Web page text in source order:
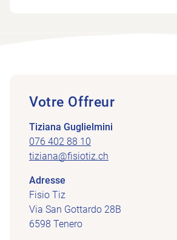
Votre Offreur
Tiziana Guglielmini
076 402 88 10
tiziana@fisiotiz.ch
Adresse
Fisio Tiz
Via San Gottardo 28B
6598 Tenero